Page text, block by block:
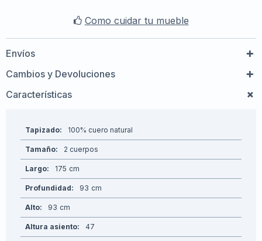
Como cuidar tu mueble
Envíos
Cambios y Devoluciones
Características
Tapizado 100% cuero natural
Tamaño 2 cuerpos
Largo 175
Profundidad 93
Alto 93
Altura asiento 47